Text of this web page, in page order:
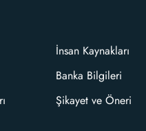
İnsan Kaynakları
Banka Bilgileri
Şikayet ve Öneri